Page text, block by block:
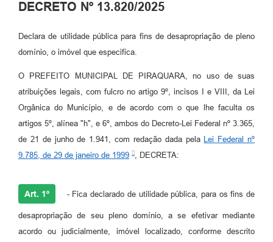
DECRETO Nº 13.820/2025
Declara de utilidade pública para fins de desapropriação de pleno
domínio, o imóvel que especifica.
O PREFEITO MUNICIPAL DE PIRAQUARA, no uso de suas
atribuições legais, com fulcro no artigo 9º, incisos I e VIII, da Lei
Orgânica do Município, e de acordo com o que lhe faculta os
artigos 5º, alínea "h", e 6º, ambos do Decreto-Lei Federal nº 3.365,
de 21 de junho de 1.941, com redação dada pela
Lei Federal nº
9.785, de 29 de janeiro de 1999
, DECRETA:
Art. 1º - Fica declarado de utilidade pública, para os fins de
desapropriação de seu pleno domínio, a se efetivar mediante
acordo ou judicialmente, imóvel localizado, conforme descrito